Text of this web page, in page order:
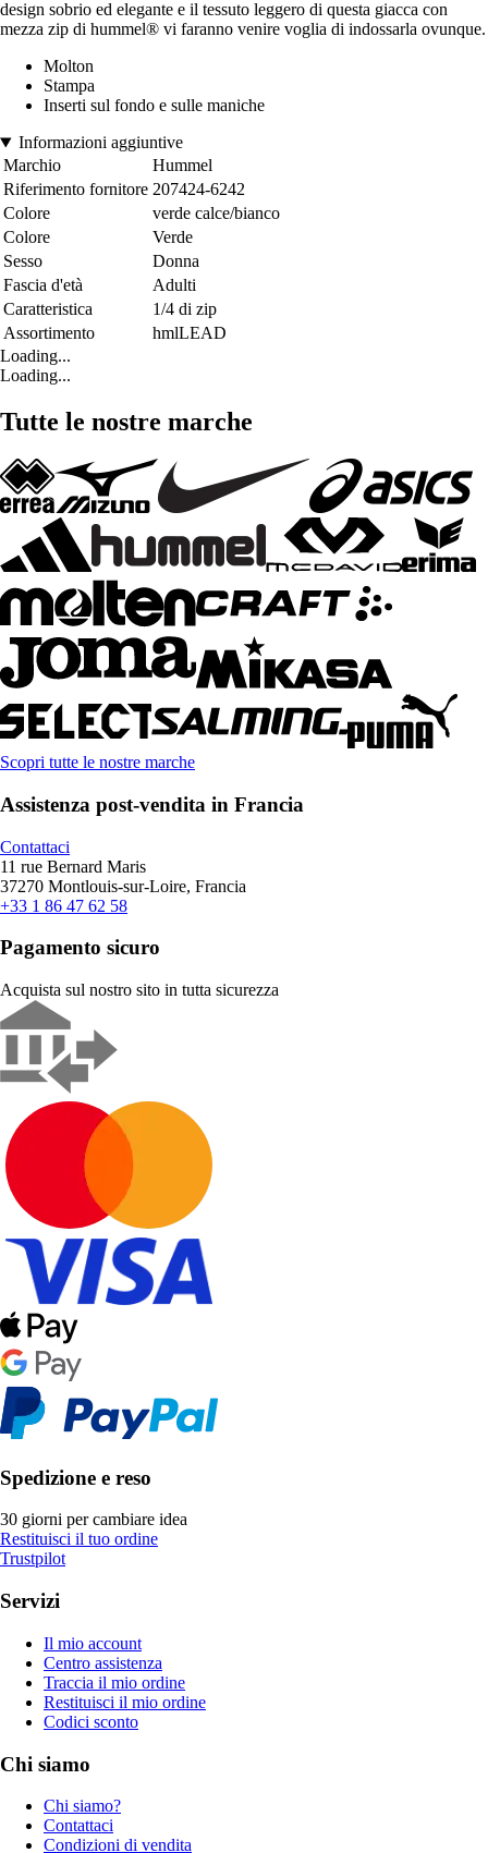
design sobrio ed elegante e il tessuto leggero di questa giacca con
mezza zip di hummel® vi faranno venire voglia di indossarla ovunque.
Molton
Stampa
Inserti sul fondo e sulle maniche
Informazioni aggiuntive
Marchio
Hummel
Riferimento fornitore 207424-6242
Colore
verde calce/bianco
Colore
Verde
Sesso
Donna
Fascia d'età
Adulti
Caratteristica
1/4 di zip
Assortimento
hmlLEAD
Loading...
Loading...
Tutte le nostre marche
Scopri tutte le nostre marche
Assistenza post-vendita in Francia
Contattaci
11 rue Bernard Maris
37270 Montlouis-sur-Loire, Francia
+33 1 86 47 62 58
Pagamento sicuro
Acquista sul nostro sito in tutta sicurezza
Spedizione e reso
30 giorni per cambiare idea
Restituisci il tuo ordine
Trustpilot
Servizi
Il mio account
Centro assistenza
Traccia il mio ordine
Restituisci il mio ordine
Codici sconto
Chi siamo
Chi siamo?
Contattaci
Condizioni di vendita